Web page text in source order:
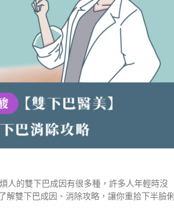
人的雙下巴成因有很多種，許多人年輕時沒
解雙下巴成因、消除攻略，讓你重拾下半臉俐